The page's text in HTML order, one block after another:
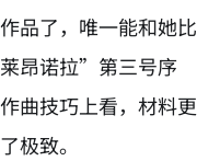
品了，唯一能和她比
昂诺拉”第三号序
曲技巧上看，材料更
极致。